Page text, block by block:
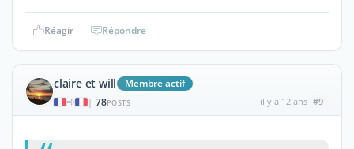
Réagir Répondre
claire et will Membre actif
| 78POSTS il y a 12 ans #9